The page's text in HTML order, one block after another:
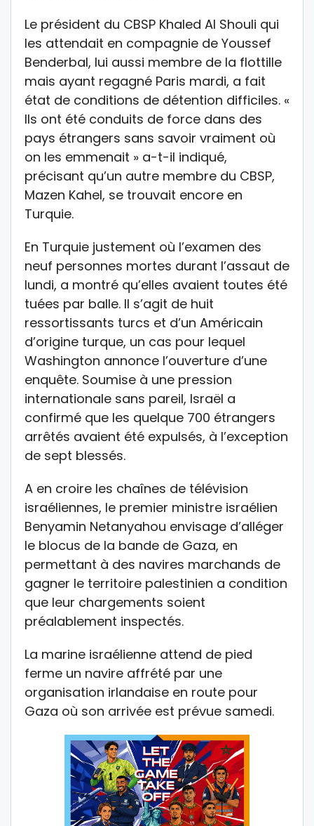
Le président du CBSP Khaled Al Shouli qui
les attendait en compagnie de Youssef
Benderbal, lui aussi membre de la flottille
mais ayant regagné Paris mardi, a fait
état de conditions de détention difficiles. «
Ils ont été conduits de force dans des
pays étrangers sans savoir vraiment où
on les emmenait » a-t-il indiqué,
précisant qu’un autre membre du CBSP,
Mazen Kahel, se trouvait encore en
Turquie.
En Turquie justement où l’examen des
neuf personnes mortes durant l’assaut de
lundi, a montré qu’elles avaient toutes été
tuées par balle. Il s’agit de huit
ressortissants turcs et d’un Américain
d’origine turque, un cas pour lequel
Washington annonce l’ouverture d’une
enquête. Soumise à une pression
internationale sans pareil, Israël a
confirmé que les quelque 700 étrangers
arrêtés avaient été expulsés, à l’exception
de sept blessés.
A en croire les chaînes de télévision
israéliennes, le premier ministre israélien
Benyamin Netanyahou envisage d’alléger
le blocus de la bande de Gaza, en
permettant à des navires marchands de
gagner le territoire palestinien a condition
que leur chargements soient
préalablement inspectés.
La marine israélienne attend de pied
ferme un navire affrété par une
organisation irlandaise en route pour
Gaza où son arrivée est prévue samedi.